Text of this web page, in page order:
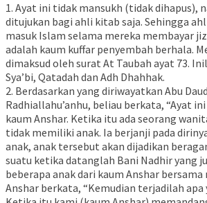
1. Ayat ini tidak mansukh (tidak dihapus),
ditujukan bagi ahli kitab saja. Sehingga
masuk Islam selama mereka membayar
adalah kaum kuffar penyembah berhala.
dimaksud oleh surat At Taubah ayat 73.
Sya’bi, Qatadah dan Adh Dhahhak.
2. Berdasarkan yang diriwayatkan Abu
Radhiallahu’anhu, beliau berkata, “Ayat
kaum Anshar. Ketika itu ada seorang
tidak memiliki anak. Ia berjanji pada
anak, anak tersebut akan dijadikan
suatu ketika datanglah Bani Nadhir yang
beberapa anak dari kaum Anshar bersama
Anshar berkata, “Kemudian terjadilah